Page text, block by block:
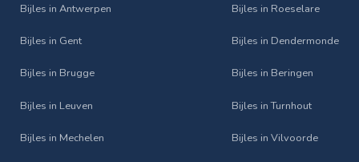
Bijles in Antwerpen
Bijles in Gent
Bijles in Brugge
Bijles in Leuven
Bijles in Mechelen
Bijles in Roeselare
Bijles in Dendermonde
Bijles in Beringen
Bijles in Turnhout
Bijles in Vilvoorde